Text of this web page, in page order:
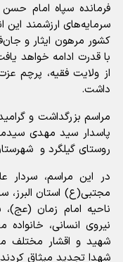
فرمانده سپاه امام
سرمایه‌های ارزشمند این
کشور مرهون ایثار و
با قدرت ادامه خواهد
از ولایت فقیه، پرچم
داشت.
مراسم بزرگداشت و
پاسدار سید مهدی
روستای گیلگرد و
در این مراسم، سردار
مجتبی(ع) استان البرز،
ناحیه امام زمان
نیروی انسانی،
شهید و اقشار مختلف
شهدا تجدید میثاق